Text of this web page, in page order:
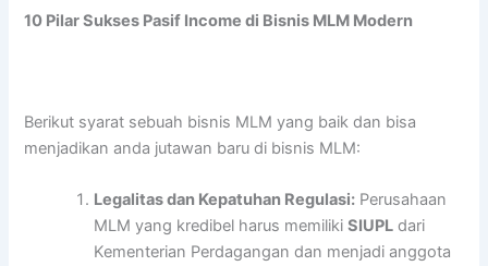
10 Pilar Sukses Pasif Income di Bisnis MLM Modern
Berikut syarat sebuah bisnis MLM yang baik dan bisa
menjadikan anda jutawan baru di bisnis MLM:
Legalitas dan Kepatuhan Regulasi: Perusahaan
MLM yang kredibel harus memilikiSIUPL dari
Kementerian Perdagangan dan menjadi anggota